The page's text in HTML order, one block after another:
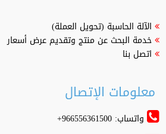
الآلة الحاسبة (تحويل العملة)
خدمة البحث عن منتج وتقديم عرض أسعار
اتصل بنا
معلومات الإتصال
واتساب: 966556361500+